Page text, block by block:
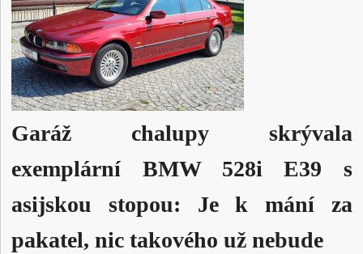
Garáž chalupy skrývala
exemplární BMW 528i E39 s
asijskou stopou: Je k mání za
pakatel, nic takového už nebude